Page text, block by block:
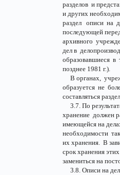
разделов и
и других
раздел описи на
последующей
архивного
дел в
образовавшиеся в
позднее 1981 г.).
В органах,
образуется не
составляться
3.7. По
хранение должен
имеющейся на
необходимости
их хранения. В
срок хранения
замениться на
3.8. Описи на